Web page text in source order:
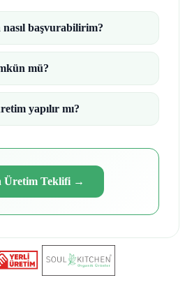
başvurabilirim?
mü?
yapılır mı?
Üretim Teklifi →